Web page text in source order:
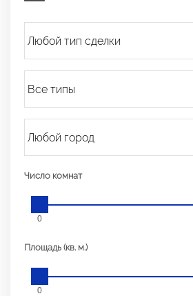
Число комнат
0
Площадь (кв. м.)
0